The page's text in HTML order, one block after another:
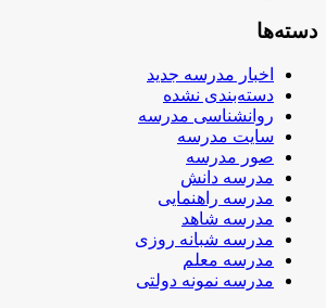
دسته‌ها
اخبار مدرسه جدید
دسته‌بندی نشده
روانشناسی مدرسه
سایت مدرسه
صور مدرسه
مدرسه دانش
مدرسه راهنمایی
مدرسه شاهد
مدرسه شبانه روزی
مدرسه معلم
مدرسه نمونه دولتی